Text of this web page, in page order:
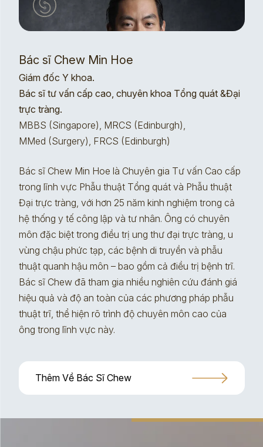
Bác sĩ Chew Min Hoe
Giám đốc Y khoa.
Bác sĩ tư vấn cấp cao, chuyên khoa Tổng quát &Đại
trực tràng.
MBBS (Singapore), MRCS (Edinburgh),
MMed (Surgery), FRCS (Edinburgh)
Bác sĩ Chew Min Hoe là Chuyên gia Tư vấn Cao cấp
trong lĩnh vực Phẫu thuật Tổng quát và Phẫu thuật
Đại trực tràng, với hơn 25 năm kinh nghiệm trong cả
hệ thống y tế công lập và tư nhân. Ông có chuyên
môn đặc biệt trong điều trị ung thư đại trực tràng, u
vùng chậu phức tạp, các bệnh di truyền và phẫu
thuật quanh hậu môn – bao gồm cả điều trị bệnh trĩ.
Bác sĩ Chew đã tham gia nhiều nghiên cứu đánh giá
hiệu quả và độ an toàn của các phương pháp phẫu
thuật trĩ, thể hiện rõ trình độ chuyên môn cao của
ông trong lĩnh vực này.
Thêm Về Bác Sĩ Chew